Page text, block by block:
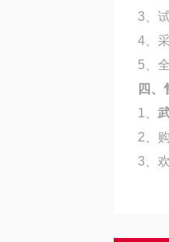
3 、
4 、
5 、
四、
1
2 、
3 、